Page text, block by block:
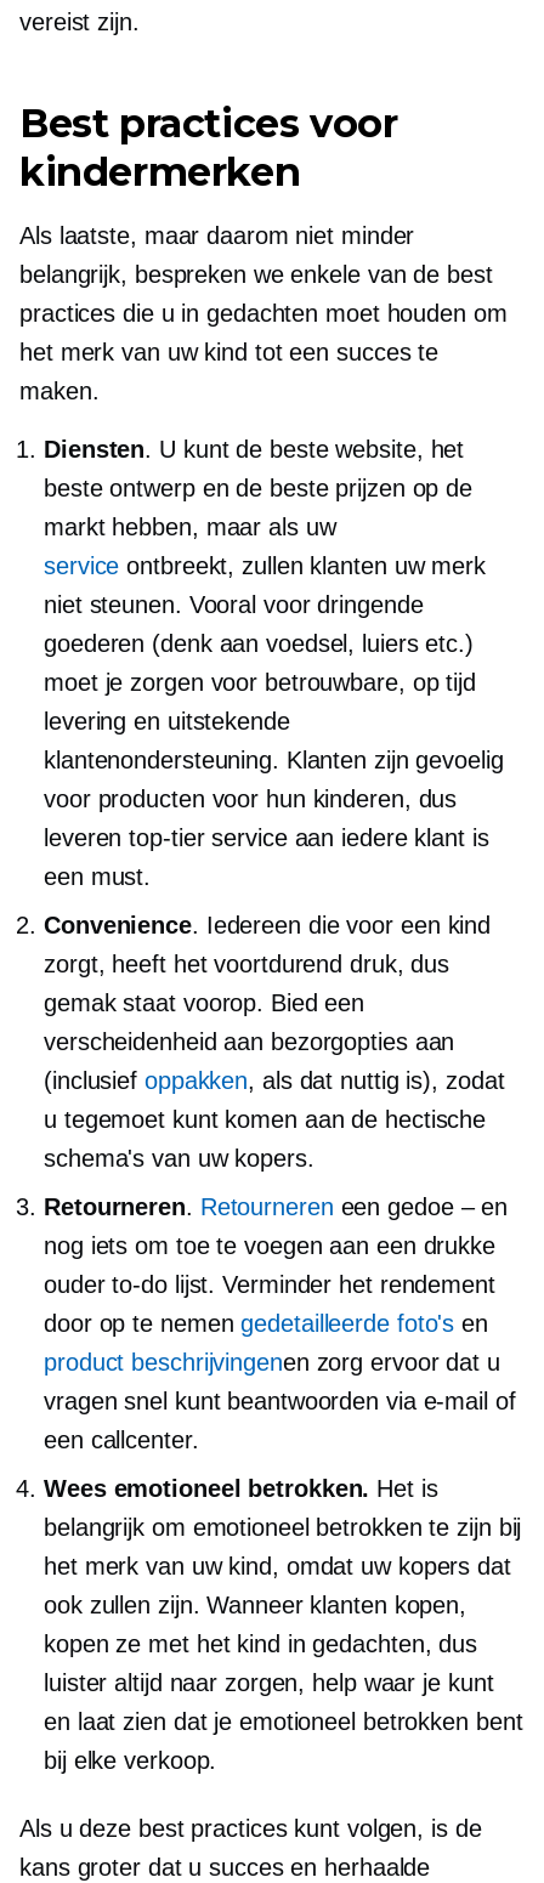
vereist zijn.
Best practices voor
kindermerken
Als laatste, maar daarom niet minder
belangrijk, bespreken we enkele van de best
practices die u in gedachten moet houden om
het merk van uw kind tot een succes te
maken.
Diensten. U kunt de beste website, het
beste ontwerp en de beste prijzen op de
markt hebben, maar als uw
service ontbreekt, zullen klanten uw merk
niet steunen. Vooral voor dringende
goederen (denk aan voedsel, luiers etc.)
moet je zorgen voor betrouwbare, op tijd
levering en uitstekende
klantenondersteuning. Klanten zijn gevoelig
voor producten voor hun kinderen, dus
leverentop-tierservice aan iedere klant is
een must.
Convenience. Iedereen die voor een kind
zorgt, heeft het voortdurend druk, dus
gemak staat voorop. Bied een
verscheidenheid aan bezorgopties aan
(inclusief oppakken, als dat nuttig is), zodat
u tegemoet kunt komen aan de hectische
schema's van uw kopers.
Retourneren. Retourneren eengedoe – en
nog iets om toe te voegen aan een drukke
ouderto-dolijst. Verminder het rendement
door op te nemengedetailleerde foto's en
product beschrijvingenen zorg ervoor dat u
vragen snel kunt beantwoorden via e-mail of
een callcenter.
Wees emotioneel betrokken. Het is
belangrijk om emotioneel betrokken te zijn bij
het merk van uw kind, omdat uw kopers dat
ook zullen zijn. Wanneer klanten kopen,
kopen ze met het kind in gedachten, dus
luister altijd naar zorgen, help waar je kunt
en laat zien dat je emotioneel betrokken bent
bij elke verkoop.
Als u deze best practices kunt volgen, is de
kans groter dat u succes en herhaalde